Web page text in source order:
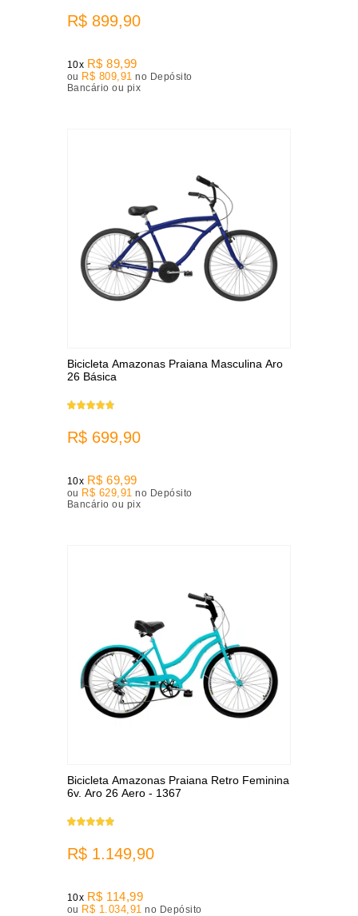
R$ 899,90
10x R$ 89,99
ou R$ 809,91 no Depósito
Bancário ou pix
Bicicleta Amazonas Praiana Masculina Aro
26 Básica
R$ 699,90
10x R$ 69,99
ou R$ 629,91 no Depósito
Bancário ou pix
Bicicleta Amazonas Praiana Retro Feminina
6v. Aro 26 Aero - 1367
R$ 1.149,90
10x R$ 114,99
ou R$ 1.034,91 no Depósito